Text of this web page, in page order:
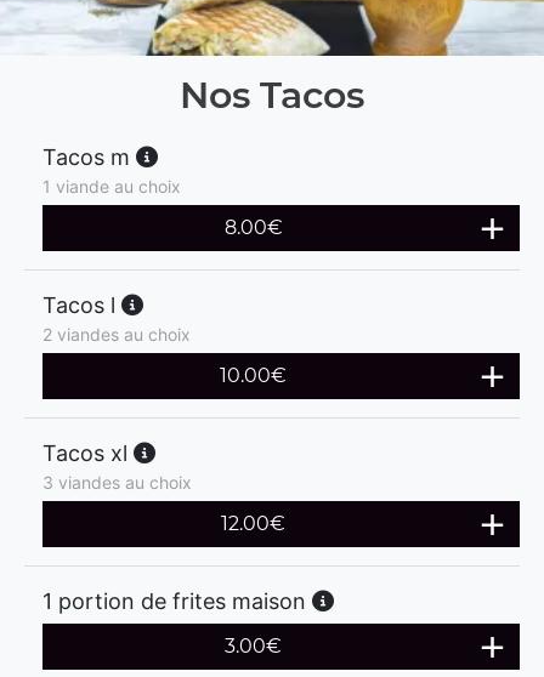
Nos Tacos
Tacos m
1 viande au choix
8.00€
Tacos l
2 viandes au choix
10.00€
Tacos xl
3 viandes au choix
12.00€
1 portion de frites maison
3.00€